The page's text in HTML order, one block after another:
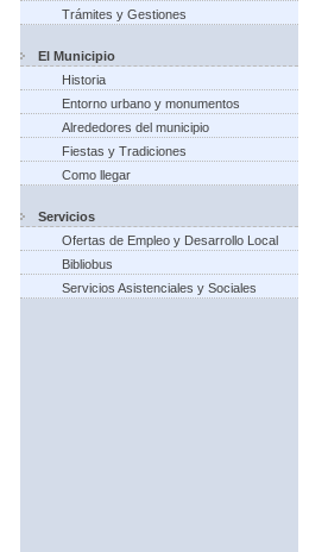
Trámites y Gestiones
El Municipio
Historia
Entorno urbano y monumentos
Alrededores del municipio
Fiestas y Tradiciones
Como llegar
Servicios
Ofertas de Empleo y Desarrollo Local
Bibliobus
Servicios Asistenciales y Sociales